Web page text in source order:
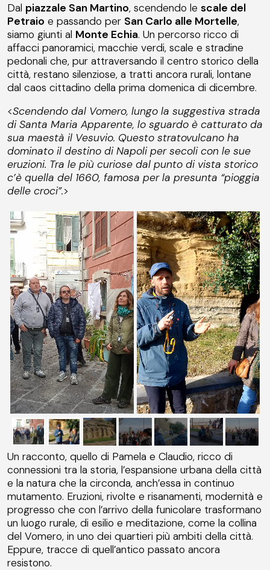
Dal piazzale San Martino, scendendo le scale del
Petraio e passando per San Carlo alle Mortelle,
siamo giunti al Monte Echia. Un percorso ricco di
affacci panoramici, macchie verdi, scale e stradine
pedonali che, pur attraversando il centro storico della
città, restano silenziose, a tratti ancora rurali, lontane
dal caos cittadino della prima domenica di dicembre.
<Scendendo dal Vomero, lungo la suggestiva strada
di Santa Maria Apparente, lo sguardo è catturato da
sua maestà il Vesuvio. Questo stratovulcano ha
dominato il destino di Napoli per secoli con le sue
eruzioni. Tra le più curiose dal punto di vista storico
c’è quella del 1660, famosa per la presunta “pioggia
delle croci”.>
Un racconto, quello di Pamela e Claudio, ricco di
connessioni tra la storia, l’espansione urbana della città
e la natura che la circonda, anch’essa in continuo
mutamento. Eruzioni, rivolte e risanamenti, modernità e
progresso che con l’arrivo della funicolare trasformano
un luogo rurale, di esilio e meditazione, come la collina
del Vomero, in uno dei quartieri più ambiti della città.
Eppure, tracce di quell’antico passato ancora
resistono.